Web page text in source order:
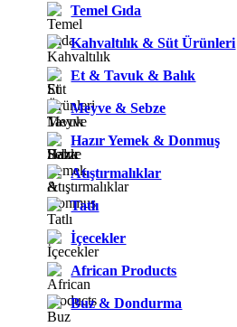
Temel Gıda
Kahvaltılık & Süt Ürünleri
Et & Tavuk & Balık
Meyve & Sebze
Hazır Yemek & Donmuş
Atıştırmalıklar
Tatlı
İçecekler
African Products
Buz & Dondurma